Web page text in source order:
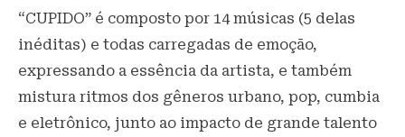
“CUPIDO” é composto por 14 músicas (5 delas
inéditas) e todas carregadas de emoção,
expressando a essência da artista, e também
mistura ritmos dos gêneros urbano, pop, cumbia
e eletrônico, junto ao impacto de grande talento